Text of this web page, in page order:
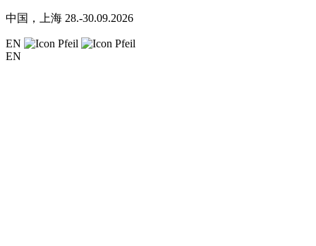
中国，上海 28.-30.09.2026
EN
EN